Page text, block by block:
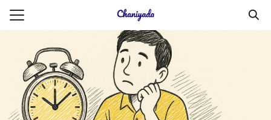
Skip
ยความเป็นส่วนตัว
ญชี (Accounting service)
ญชี (Accounting